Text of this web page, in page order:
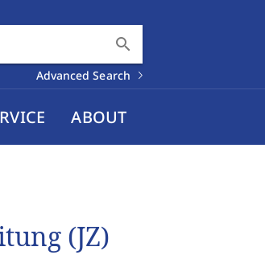
search
Advanced Search
ABOUT
(JZ)